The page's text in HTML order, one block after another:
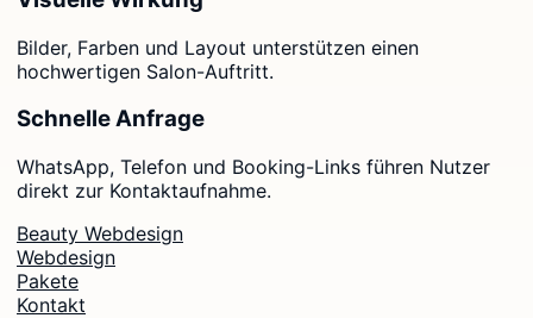
Bilder, Farben und Layout unterstützen einen
hochwertigen Salon-Auftritt.
Schnelle Anfrage
WhatsApp, Telefon und Booking-Links führen Nutzer
direkt zur Kontaktaufnahme.
Beauty Webdesign
Webdesign
Pakete
Kontakt